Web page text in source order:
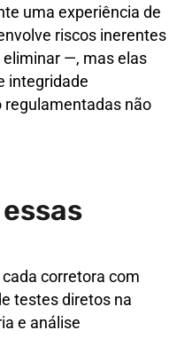
uma experiência de
riscos inerentes
—, mas elas
integridade
regulamentadas não
corretora com
testes diretos na
e análise